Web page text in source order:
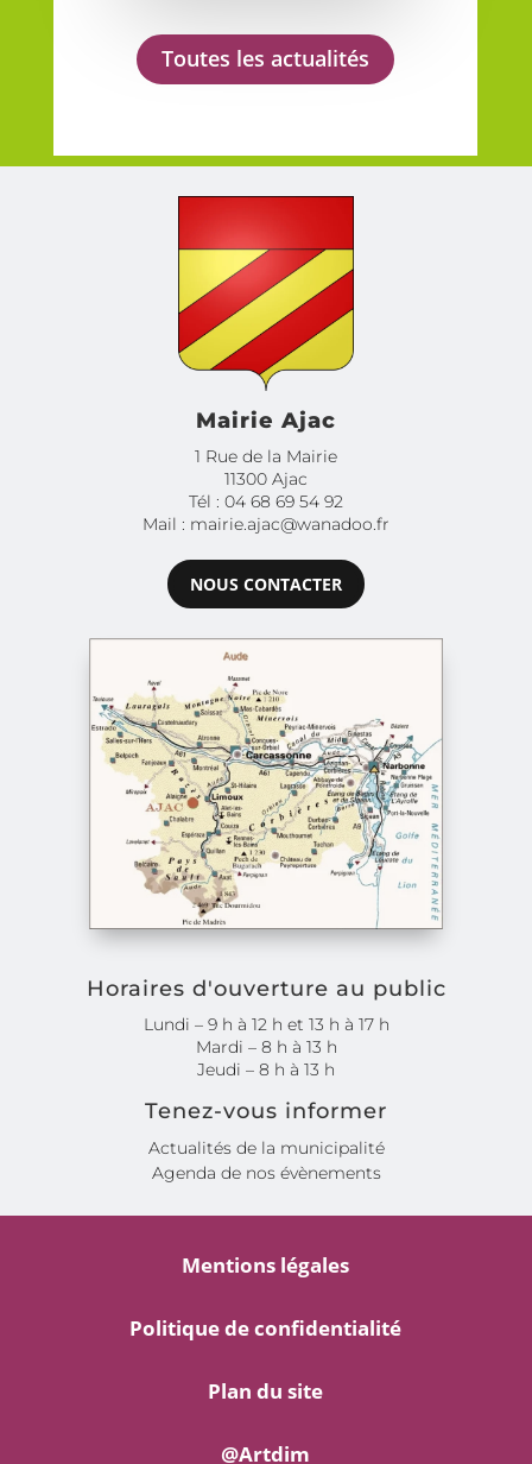
Toutes les actualités
Mairie Ajac
1 Rue de la Mairie
11300 Ajac
Tél : 04 68 69 54 92
Mail : mairie.ajac@wanadoo.fr
NOUS CONTACTER
Horaires d'ouverture au public
Lundi – 9 h à 12 h et 13 h à 17 h
Mardi – 8 h à 13 h
Jeudi – 8 h à 13 h
Tenez-vous informer
Actualités de la municipalité
Agenda de nos évènements
Mentions légales
Politique de confidentialité
Plan du site
@Artdim